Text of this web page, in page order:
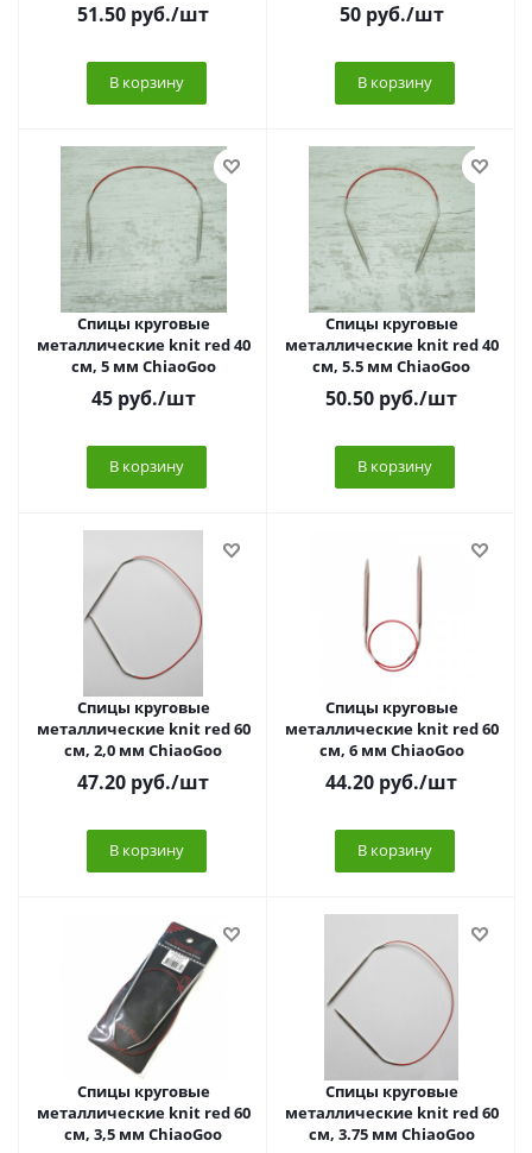
51.50 руб./шт
В корзину
50руб./шт
В корзину
Спицы круговые
металлические knit red 40
см, 5 мм ChiaoGoo
45руб./шт
В корзину
Спицы круговые
металлические knit red 40
см, 5.5 мм ChiaoGoo
50.50 руб./шт
В корзину
Спицы круговые
металлические knit red 60
см, 2,0 мм ChiaoGoo
47.20 руб./шт
В корзину
Спицы круговые
металлические knit red 60
см, 6 мм ChiaoGoo
44.20 руб./шт
В корзину
Спицы круговые
металлические knit red 60
см, 3,5 мм ChiaoGoo
Спицы круговые
металлические knit red 60
см, 3.75 мм ChiaoGoo